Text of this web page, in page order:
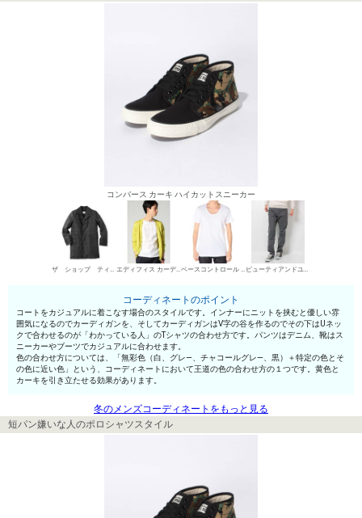
コンバース カーキ ハイカットスニーカー
ザ ショップ ティーケー コート エディフィス カーディガン ベースコントロール UネックTシャツ ビューティアンドユース ユナイテッドアローズ デニムパンツ・ジーンズ
コーディネートのポイント
コートをカジュアルに着こなす場合のスタイルです。インナーにニットを挟むと優しい雰
囲気になるのでカーディガンを、そしてカーディガンはV字の谷を作るのでその下はUネッ
クで合わせるのが「わかっている人」のTシャツの合わせ方です。パンツはデニム、靴はス
ニーカーやブーツでカジュアルに合わせます。
色の合わせ方については、「無彩色（白、グレ—、チャコールグレ—、黒）＋特定の色とそ
の色に近い色」という、コーディネートにおいて王道の色の合わせ方の１つです。黄色と
カーキを引き立たせる効果があります。
冬のメンズコーディネートをもっと見る
短パン嫌いな人のポロシャツスタイル